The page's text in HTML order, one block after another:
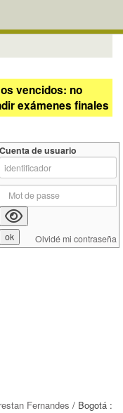
vencidos: no
exámenes finales
Fernandes / Bogotá :
Cuenta de usuario
Olvidé mi contraseña